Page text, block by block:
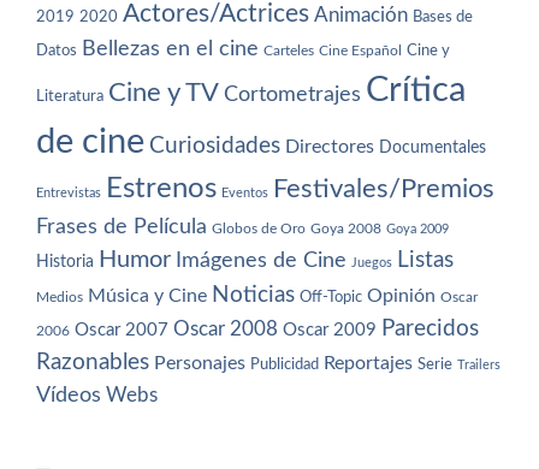
2019 2020 Actores/Actrices Animación Bases de
Datos Bellezas en el cine Carteles Cine Español Cine y
Literatura Cine y TV Cortometrajes Crítica
de cine Curiosidades Directores Documentales
Entrevistas Estrenos Eventos Festivales/Premios
Frases de Película Globos de Oro Goya 2008 Goya 2009
Historia Humor Imágenes de Cine Juegos Listas
Medios Música y Cine Noticias Off-Topic Opinión Oscar
2006 Oscar 2007 Oscar 2008 Oscar 2009 Parecidos
Razonables Personajes Publicidad Reportajes Serie Trailers
Vídeos Webs